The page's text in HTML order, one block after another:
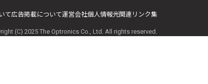
て広告掲載について運営会社個人情報光関連リンク集
(C) 2025 The Optronics Co., Ltd. All rights reserved.